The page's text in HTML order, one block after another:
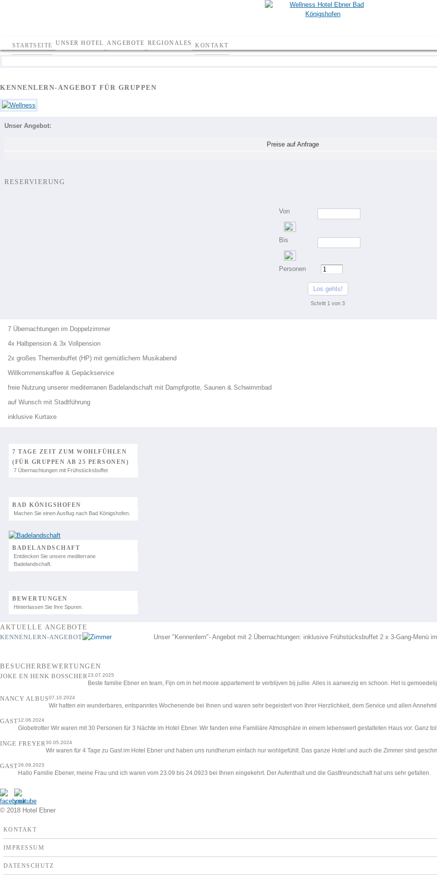
Direkt
zum
BAD
KÖNIGSHOFEN
STARTSEITE UNSER HOTEL ANGEBOTE REGIONALES KONTAKT
KENNENLERN-ANGEBOT FÜR GRUPPEN
Unser Angebot:
Preise auf Anfrage
RESERVIERUNG
Von
Bis
Personen
Los gehts!
Schritt 1 von 3
7 Übernachtungen im Doppelzimmer
4x Halbpension & 3x Vollpension
2x großes Themenbuffet (HP) mit gemütlichem Musikabend
Willkommenskaffee & Gepäckservice
freie Nutzung unserer mediterranen Badelandschaft mit Dampfgrotte, Saunen & Schwimmbad
auf Wunsch mit Stadtführung
inklusive Kurtaxe
7 TAGE ZEIT ZUM WOHLFÜHLEN
(FÜR GRUPPEN AB 25 PERSONEN)
7 Übernachtungen mit Frühstücksbuffet
BAD KÖNIGSHOFEN
Machen Sie einen Ausflug nach Bad Königshofen.
BADELANDSCHAFT
Entdecken Sie unsere mediterrane
Badelandschaft.
BEWERTUNGEN
Hinterlassen Sie Ihre Spuren.
AKTUELLE ANGEBOTE
KENNENLERN-ANGEBOT
Unser "Kennenlern"- Angebot mit 2 Übernachtungen: inklusive Frühstücksbuffet 2 x 3-Gang-Menü
BESUCHERBEWERTUNGEN
JOKE EN HENK BOSSCHER23.07.2025
Beste familie Ebner en team, Fijn om in het mooie appartement te verblijven bij jullie. Alles is aanwezig en schoon. Het is
NANCY ALBUS07.10.2024
Wir hatten ein wunderbares, entspanntes Wochenende bei Ihnen und waren sehr begeistert von Ihrer Herzlichkeit, dem Service und allen
GAST12.06.2024
Globetrotter Wir waren mit 30 Personen für 3 Nächte im Hotel Ebner. Wir fanden eine Familiäre Atmosphäre in einem lebenswert gestalteten Haus vor. Ganz
INGE FREYER30.05.2024
Wir waren für 4 Tage zu Gast im Hotel Ebner und haben uns rundherum einfach nur wohlgefühlt. Das ganze Hotel und auch die Zimmer sind
GAST26.09.2023
Hallo Familie Ebener, meine Frau und ich waren vom 23.09 bis 24.0923 bei Ihnen eingekehrt. Der Aufenthalt und die Gastfreundschaft hat uns sehr gefallen.
© 2018 Hotel Ebner
KONTAKT
IMPRESSUM
DATENSCHUTZ